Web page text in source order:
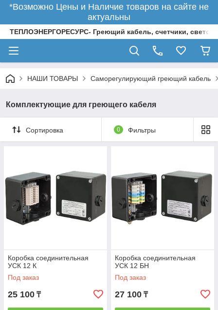
*Возможно Цены и Наличие товаров на сайте не
актуальны
ТЕПЛОЭНЕРГОРЕСУРС- Греющий кабель, счетчики,
НАШИ ТОВАРЫ Саморегулирующий греющий кабель
Комплектующие для греющего кабеля
Сортировка 0 Фильтры
Коробка соединительная
УСК 12 К
Под заказ
25 100 ₸
Коробка соединительная
УСК 12 БН
Под заказ
27 100 ₸